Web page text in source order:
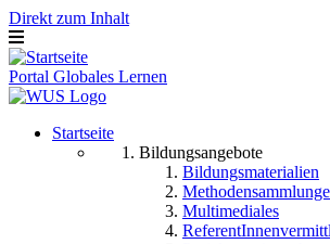
Direkt zum Inhalt
Portal Globales Lernen
Startseite
Bildungsangebote
Bildungsmaterialien
Multimediales